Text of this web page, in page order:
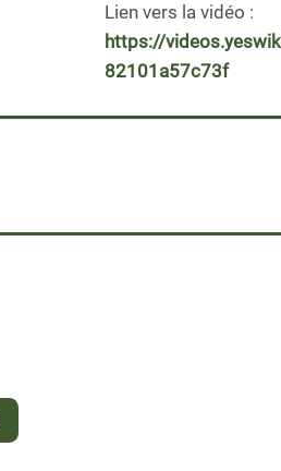
Lien vers la vidéo :
https://
82101a57c73f